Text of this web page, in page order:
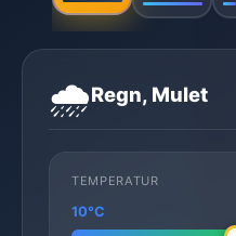
🌧️Regn, Mulet
TEMPERATUR
10°C